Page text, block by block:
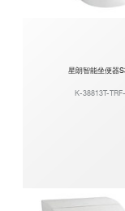
星朗智能坐便器
K-38813T-